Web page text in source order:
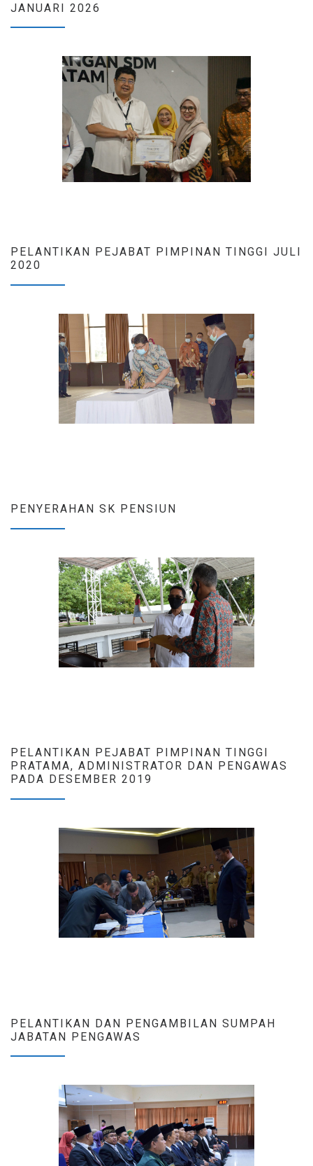
JANUARI 2026
PELANTIKAN PEJABAT PIMPINAN TINGGI JULI
2020
PENYERAHAN SK PENSIUN
PELANTIKAN PEJABAT PIMPINAN TINGGI
PRATAMA, ADMINISTRATOR DAN PENGAWAS
PADA DESEMBER 2019
PELANTIKAN DAN PENGAMBILAN SUMPAH
JABATAN PENGAWAS